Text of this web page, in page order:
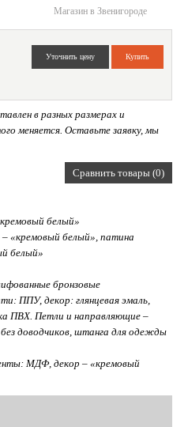
Магазин в Звенигороде
в разных размерах и
меняется. Оставьте заявку, мы
Сравнить товары (0)
белый»
«кремовый белый», патина
белый»
бронзовые
ППУ, декор: глянцевая эмаль,
ПВХ. Петли и направляющие –
доводчиков, штанга для одежды
МДФ, декор – «кремовый